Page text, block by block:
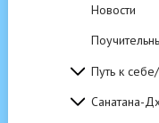
Новости
Путь к
Санатана-